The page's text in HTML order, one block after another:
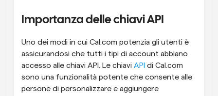
Importanza delle chiavi API
Uno dei modi in cui Cal.com potenzia gli utenti è
assicurandosi che tutti i tipi di account abbiano
accesso alle chiavi API. Le chiavi API di Cal.com
sono una funzionalità potente che consente alle
persone di personalizzare e aggiungere